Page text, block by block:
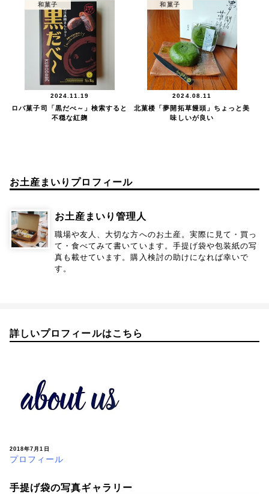
和菓子
2024.11.19
ロバ菓子司「黒だべ～」検索すると
不穏な紅麹
和菓子
2024.08.11
北菓楼「夢開拓草饅頭」ちょっと美
味しいが良い
お土産まいりプロフィール
お土産まいり管理人
職場や友人、大切な方へのお土産。実際に見て・買っ
て・食べてみて書いています。手提げ袋や包装紙の写
真も載せています。購入検討の助けになれば幸いで
す。
詳しいプロフィールはこちら
2018年7月1日
プロフィール
手提げ袋の写真ギャラリー